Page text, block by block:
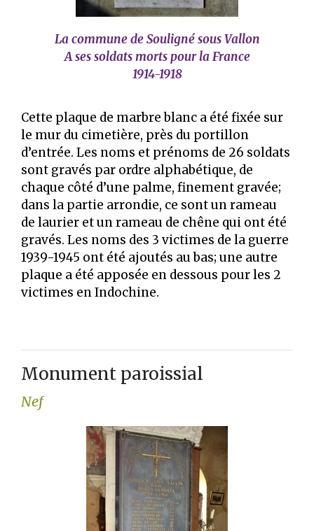
La commune de Souligné sous Vallon
A ses soldats morts pour la France
1914-1918
Cette plaque de marbre blanc a été fixée sur
le mur du cimetière, près du portillon
d’entrée. Les noms et prénoms de 26 soldats
sont gravés par ordre alphabétique, de
chaque côté d’une palme, finement gravée;
dans la partie arrondie, ce sont un rameau
de laurier et un rameau de chêne qui ont été
gravés. Les noms des 3 victimes de la guerre
1939-1945 ont été ajoutés au bas; une autre
plaque a été apposée en dessous pour les 2
victimes en Indochine.
Monument paroissial
Nef